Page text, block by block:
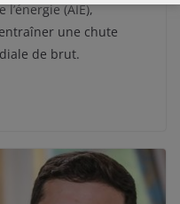
l’énergie (AIE),
une chute
de brut.